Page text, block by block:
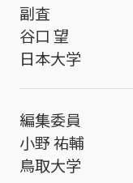
副査
谷口 望
日本大学
編集委員
小野 祐輔
鳥取大学